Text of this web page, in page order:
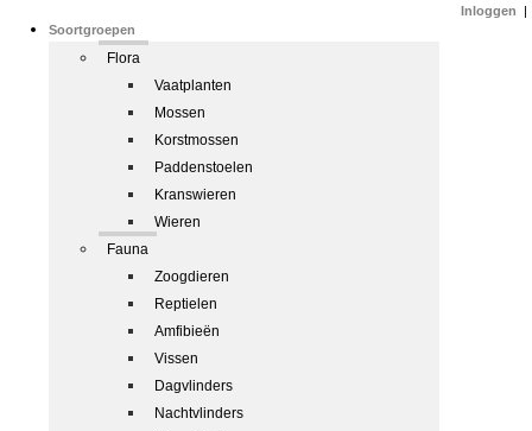
Soortgroepen
Flora
Vaatplanten
Mossen
Korstmossen
Paddenstoelen
Kranswieren
Wieren
Fauna
Zoogdieren
Reptielen
Amfibieën
Vissen
Dagvlinders
Nachtvlinders
Inloggen |